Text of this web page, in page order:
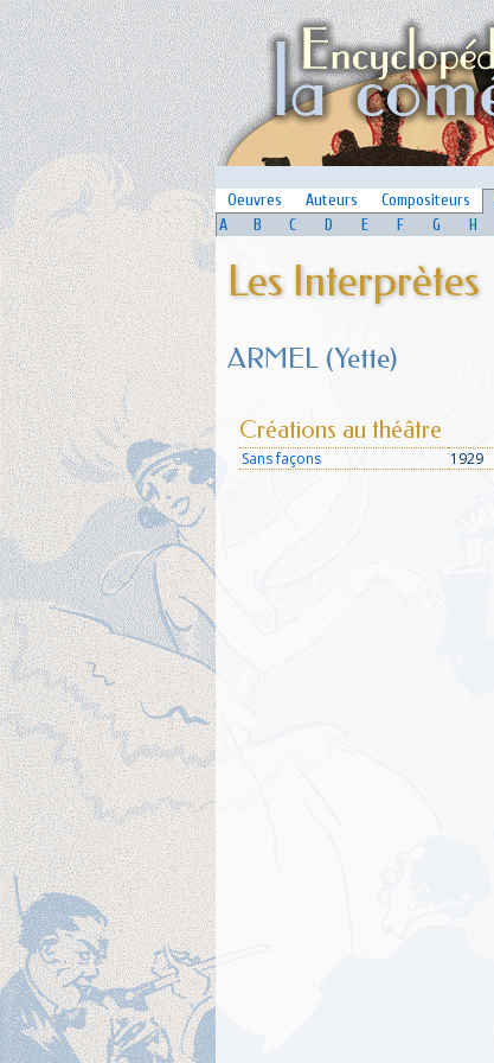
Oeuvres
Auteurs Compositeurs
A
B C D E F G H
Les Interprètes
ARMEL (Yette)
Créations au théâtre
Sans façons 1929